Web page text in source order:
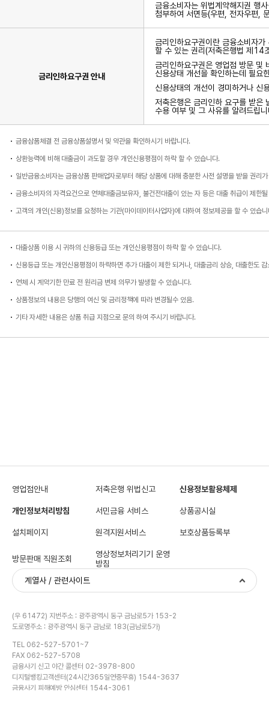
금융소비자는 위법계약해지권 행
첨부하여 서면등(우편, 전자우편,
금리인하요구권 안내
금리인하요구권이란 금융소비자
할 수 있는 권리(저축은행법 제14
금리인하요구권은 영업점 방문 및
신용상태 개선을 확인하는데 필요
신용상태의 개선이 경미하거나 신
저축은행은 금리인하 요구를 받은
수용 여부 및 그 사유를 알려드립
금융삼품체결 전 금융상품설명서 및 약관을 확인하시기 바랍니다.
상환능력에 비해 대출금이 과도할 경우 개인신용평점이 하락 할 수 있습니다.
일반금융소비자는 금융상품 판매업자로부터 해당 상품에 대해 충분한 사전 설명을 받을 권리
금융소비자의 자격요건으로 연체대출금보유자, 불건전대출이 있는 자 등은 대출 취급이 제한
고객의 개인(신용)정보를 요청하는 기관(마이데이터사업자)에 대하여 정보제공을 할 수 있
대출상품 이용 시 귀하의 신용등급 또는 개인신용평점이 하락 할 수 있습니다.
신용등급 또는 개인신용평점이 하락하면 추가 대출이 제한 되거나, 대출금리 상승, 대출한도
연체 시 계약기한 만료 전 원리금 변제 의무가 발생할 수 있습니다.
상품정보의 내용은 당행의 여신 및 금리정책에 따라 변경될수 있음.
기타 자세한 내용은 상품 취급 지점으로 문의 하여 주시기 바랍니다.
영업점안내 저축은행 위법신고 신용정보활용체제
개인정보처리방침 서민금융 서비스 상품공시실
설치페이지 원격지원서비스 보호상품등록부
방문판매 직원조회
영상정보처리기기 운영
방침
계열사 / 관련사이트
(우 61472) 지번주소 : 광주광역시 동구 금남로5가 153-2
도로명주소 : 광주광역시 동구 금남로 183(금남로5가)
TEL 062-527-5701~7
FAX 062-527-5708
금융사기 신고 야간 콜센터 02-3978-800
디지털뱅킹고객센터(24시간365일연중무휴) 1544-3637
금융사기 피해예방 안심센터 1544-3061